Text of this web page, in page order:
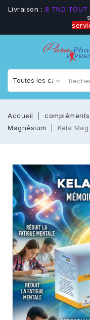
Livraison : 8 TND TOUT
Accueil
Magnésium
Kela